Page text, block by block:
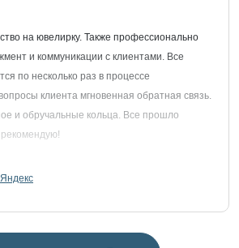
на ювелирку. Также профессионально
и коммуникации с клиентами. Все
по несколько раз в процессе
клиента мгновенная обратная связь.
и обручальные кольца. Все прошло